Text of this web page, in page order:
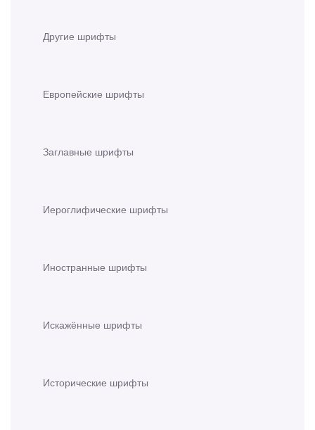
Другие шрифты
Европейские шрифты
Заглавные шрифты
Иероглифические шрифты
Иностранные шрифты
Искажённые шрифты
Исторические шрифты